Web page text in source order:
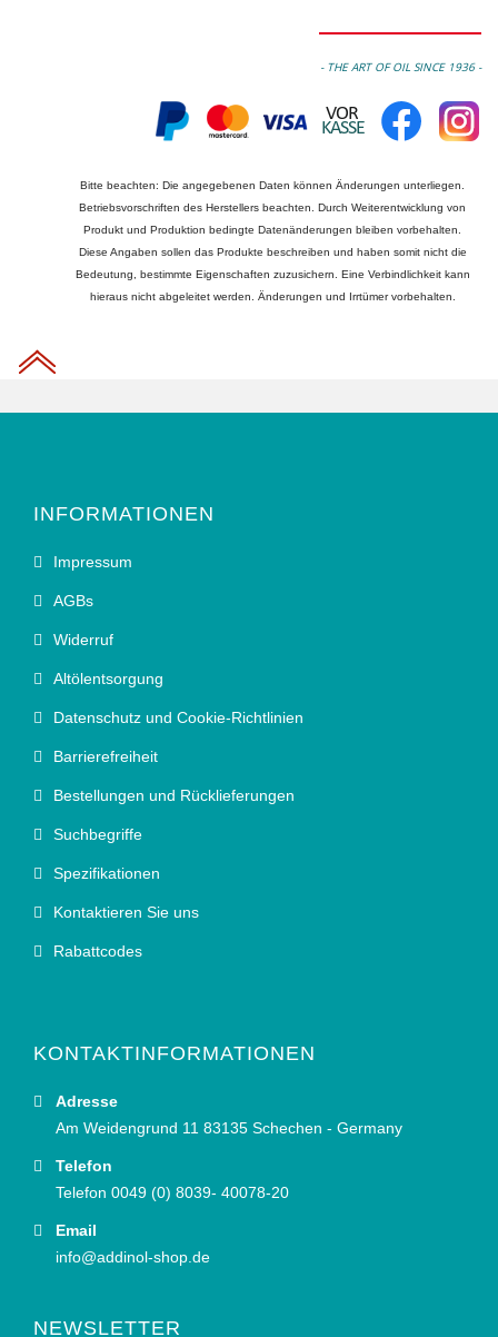
- THE ART OF OIL SINCE 1936 -
Bitte beachten: Die angegebenen Daten können Änderungen unterliegen.
Betriebsvorschriften des Herstellers beachten. Durch Weiterentwicklung von
Produkt und Produktion bedingte Datenänderungen bleiben vorbehalten.
Diese Angaben sollen das Produkte beschreiben und haben somit nicht die
Bedeutung, bestimmte Eigenschaften zuzusichern. Eine Verbindlichkeit kann
hieraus nicht abgeleitet werden. Änderungen und Irrtümer vorbehalten.
INFORMATIONEN
Impressum
AGBs
Widerruf
Altölentsorgung
Datenschutz und Cookie-Richtlinien
Barrierefreiheit
Bestellungen und Rücklieferungen
Suchbegriffe
Spezifikationen
Kontaktieren Sie uns
Rabattcodes
KONTAKTINFORMATIONEN
Adresse
Am Weidengrund 11 83135 Schechen - Germany
Telefon
Telefon 0049 (0) 8039- 40078-20
Email
info@addinol-shop.de
NEWSLETTER